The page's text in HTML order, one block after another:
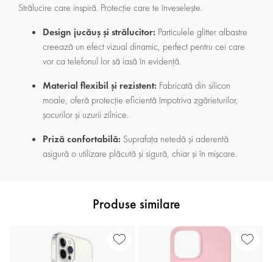
Strălucire care inspiră. Protecție care te înveselește.
Design jucăuș și strălucitor: Particulele glitter albastre
creează un efect vizual dinamic, perfect pentru cei care
vor ca telefonul lor să iasă în evidență.
Material flexibil și rezistent: Fabricată din silicon
moale, oferă protecție eficientă împotriva zgârieturilor,
șocurilor și uzurii zilnice.
Priză confortabilă: Suprafața netedă și aderentă
asigură o utilizare plăcută și sigură, chiar și în mișcare.
Produse similare